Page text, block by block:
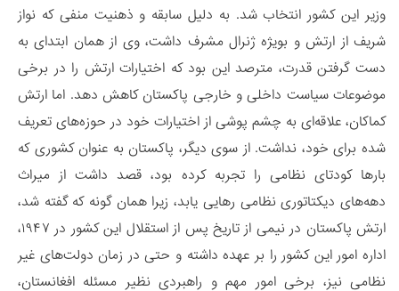
وزیر این کشور انتخاب شد. به دلیل سابقه و ذهنیت منفی که نواز
شریف از ارتش و بویژه ژنرال مشرف داشت، وی از همان ابتدای به
دست گرفتن قدرت، مترصد این بود که اختیارات ارتش را در برخی
موضوعات سیاست داخلی و خارجی پاکستان کاهش دهد. اما ارتش
کماکان، علاقه‌ای به چشم پوشی از اختیارات خود در حوزه‌های تعریف
شده برای خود، نداشت. از سوی دیگر، پاکستان به عنوان کشوری که
بارها کودتای نظامی را تجربه کرده بود، قصد داشت از میراث
دهه‌های دیکتاتوری نظامی رهایی یابد، زیرا همان گونه که گفته شد،
ارتش پاکستان در نیمی از تاریخ پس از استقلال این کشور در ۱۹۴۷،
اداره امور این کشور را بر عهده داشته و حتی در زمان دولت‌های غیر
نظامی نیز، برخی امور مهم و راهبردی نظیر مسئله افغانستان،